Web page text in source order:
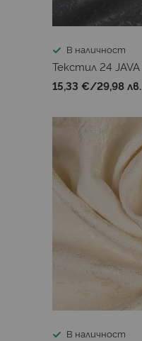
В наличност
Текстил 24 JAVA
15,33 €/29,98 лв.
В наличност